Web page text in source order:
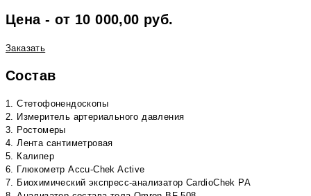
Цена - от 10 000,00 руб.
Заказать
Состав
1. Стетофонендоскопы
2. Измеритель артериального давления
3. Ростомеры
4. Лента сантиметровая
5. Калипер
6. Глюкометр Accu-Chek Active
7. Биохимический экспресс-анализатор CardioChek PA